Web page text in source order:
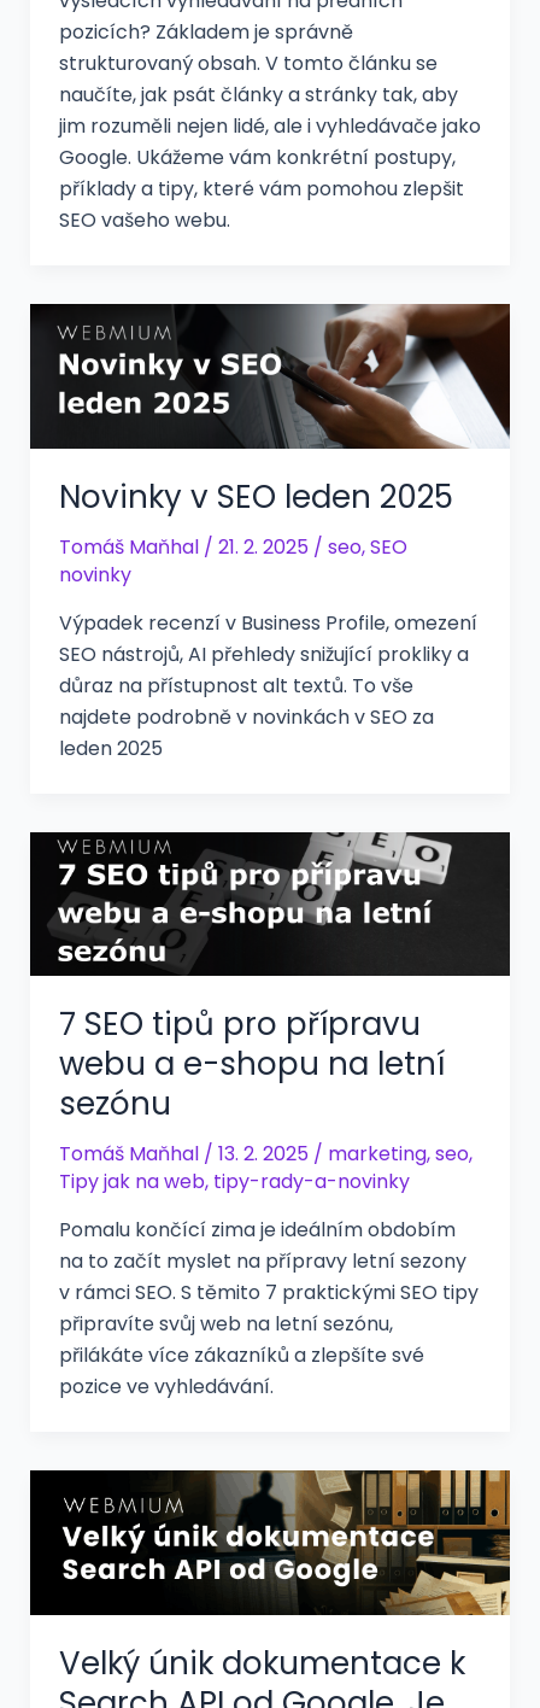
pozicích? Základem je správně
strukturovaný obsah. V tomto článku se
naučíte, jak psát články a stránky tak, aby
jim rozuměli nejen lidé, ale i vyhledávače jako
Google. Ukážeme vám konkrétní postupy,
příklady a tipy, které vám pomohou zlepšit
SEO vašeho webu.
Novinky v SEO leden 2025
Tomáš Maňhal / 21. 2. 2025 / seo,SEO
novinky
Výpadek recenzí v Business Profile, omezení
SEO nástrojů, AI přehledy snižující prokliky a
důraz na přístupnost alt textů. To vše
najdete podrobně v novinkách v SEO za
leden 2025
7 SEO tipů pro přípravu
webu a e-shopu na letní
sezónu
Tomáš Maňhal / 13. 2. 2025 / marketing,seo,
Tipy jak na web, tipy-rady-a-novinky
Pomalu končící zima je ideálním obdobím
na to začít myslet na přípravy letní sezony
v rámci SEO. S těmito 7 praktickými SEO tipy
připravíte svůj web na letní sezónu,
přilákáte více zákazníků a zlepšíte své
pozice ve vyhledávání.
Velký únik dokumentace k